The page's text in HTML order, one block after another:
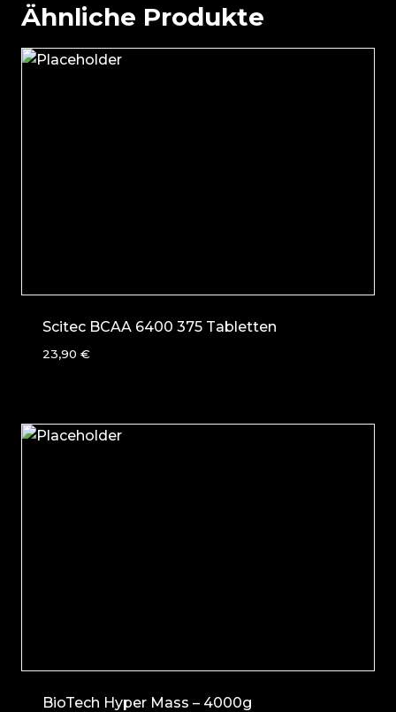
Ähnliche Produkte
Scitec BCAA 6400 375 Tabletten
23,90 €
BioTech Hyper Mass – 4000g